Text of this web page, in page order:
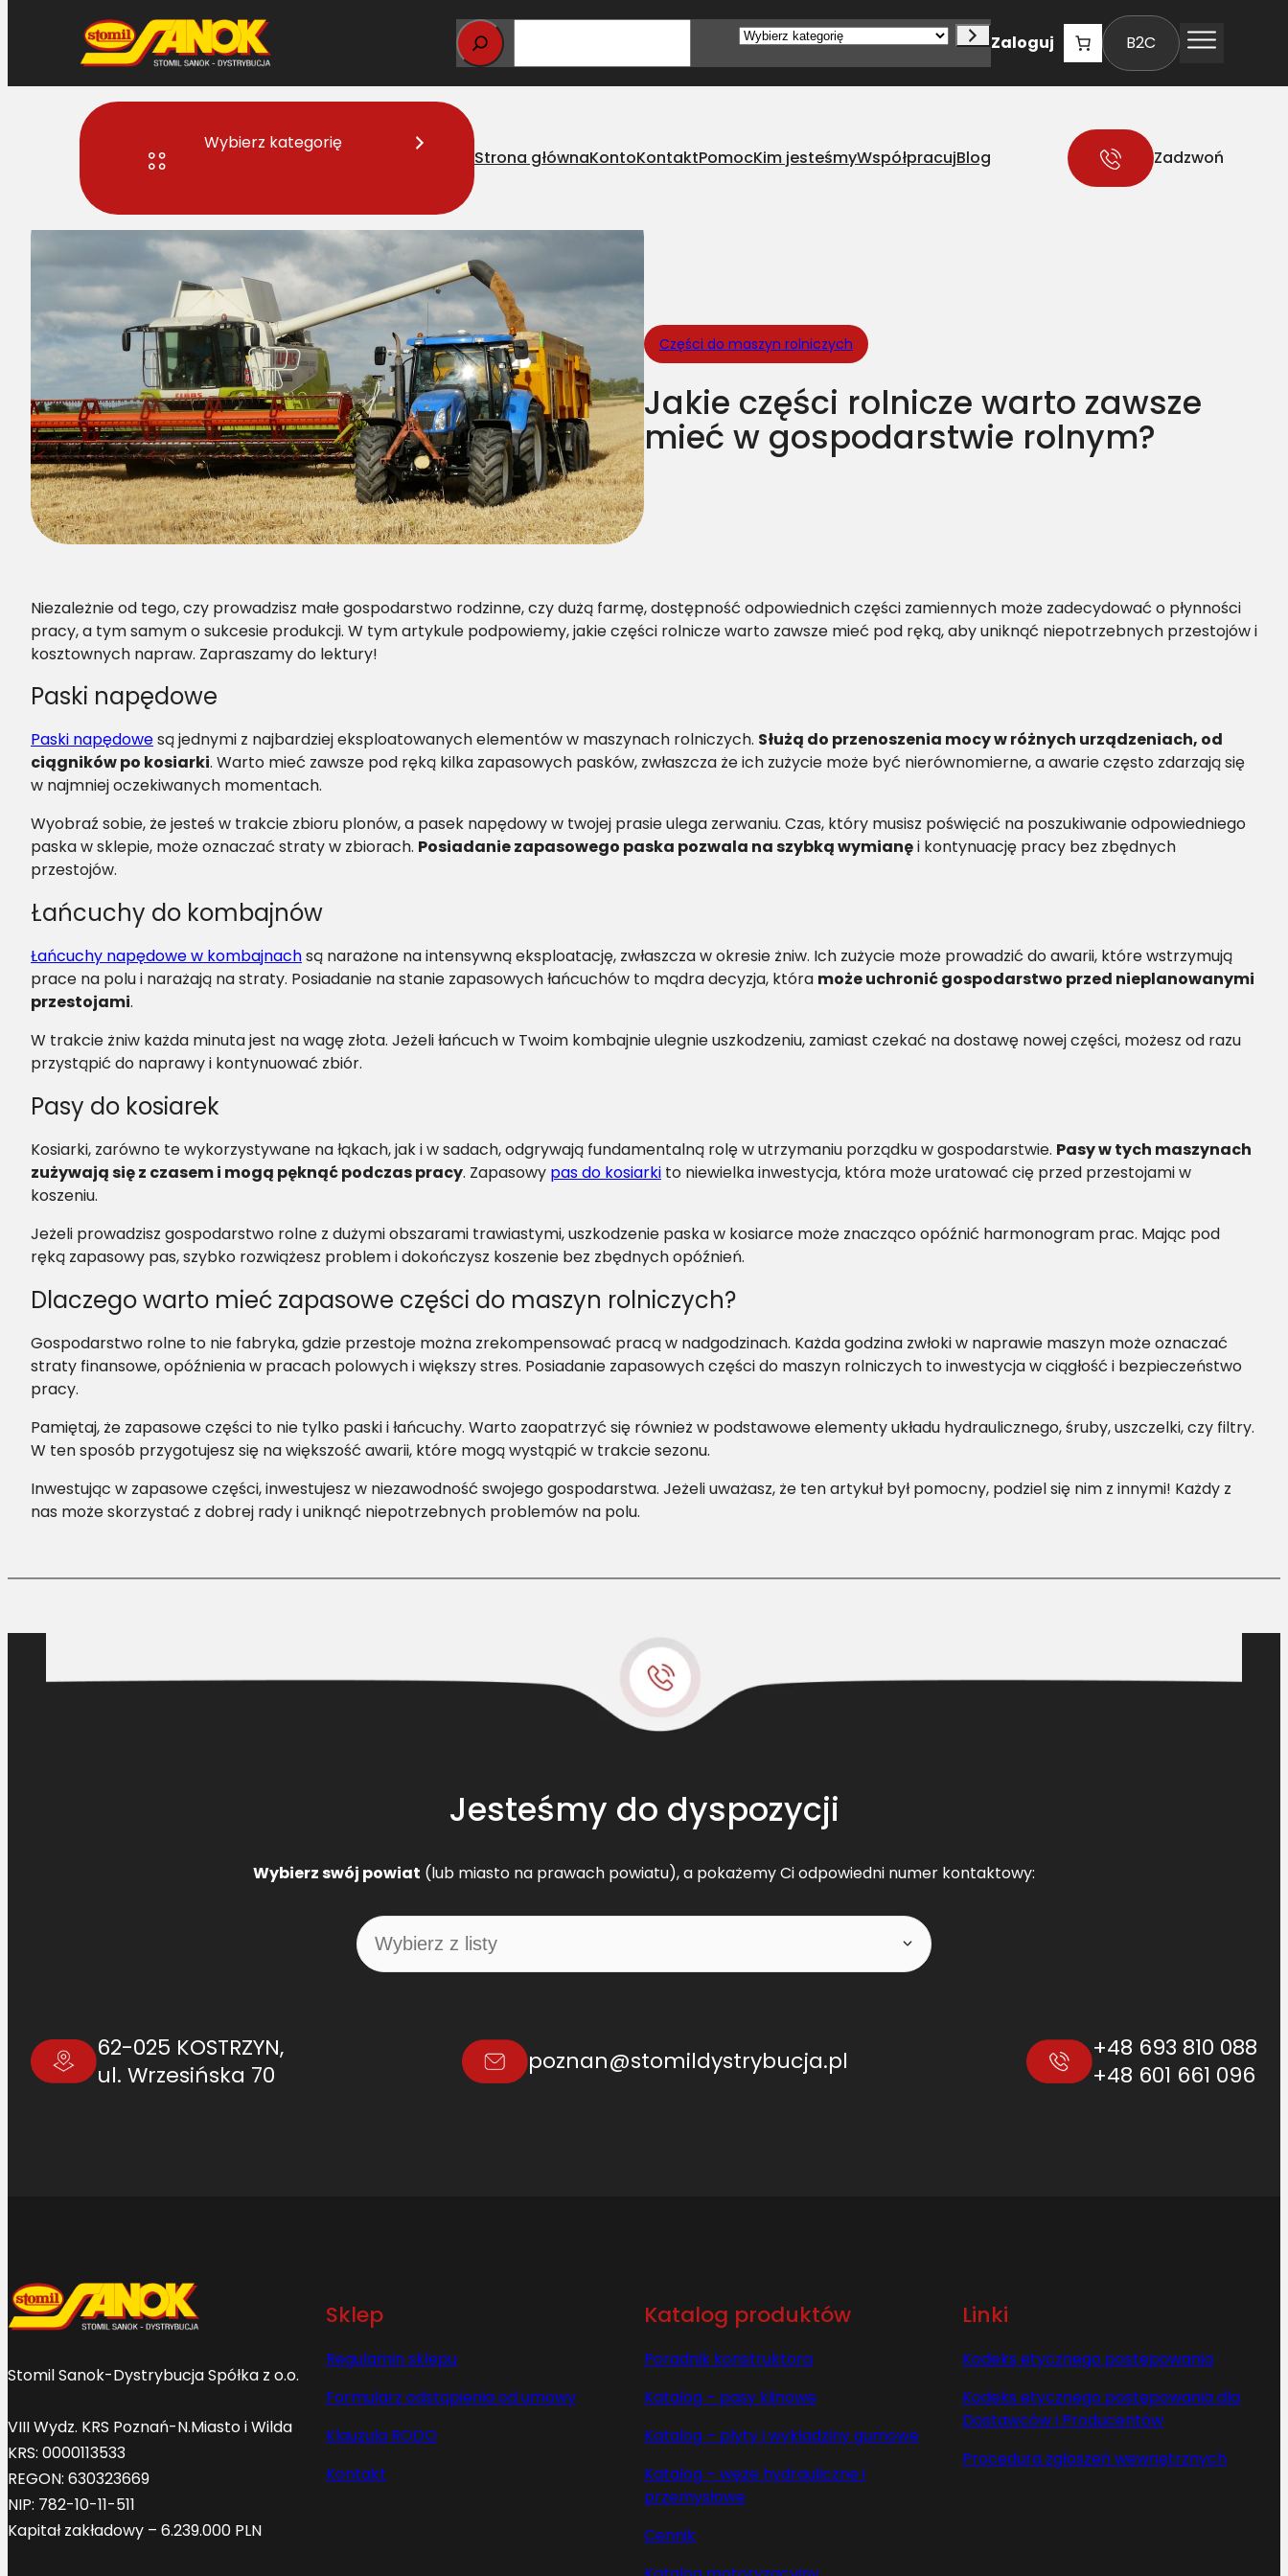
Wybierz
Zaloguj B2C
Wybierz kategorię
Strona głównaKontoKontaktPomocKim jesteśmyWspółpracujBlog Zadzwoń
Części do maszyn rolniczych > Jakie części rolnicze warto zawsze mieć w gospodarstwie rolnym?
Części do maszyn rolniczych
Jakie części rolnicze warto zawsze
mieć w gospodarstwie rolnym?
Niezależnie od tego, czy prowadzisz małe gospodarstwo rodzinne, czy dużą farmę, dostępność odpowiednich części zamiennych może zadecydować o płynności
pracy, a tym samym o sukcesie produkcji. W tym artykule podpowiemy, jakie części rolnicze warto zawsze mieć pod ręką, aby uniknąć niepotrzebnych przestojów i
kosztownych napraw. Zapraszamy do lektury!
Paski napędowe
Paski napędowesą jednymi z najbardziej eksploatowanych elementów w maszynach rolniczych. Służą do przenoszenia mocy w różnych urządzeniach, od
ciągników po kosiarki. Warto mieć zawsze pod ręką kilka zapasowych pasków, zwłaszcza że ich zużycie może być nierównomierne, a awarie często zdarzają się
w najmniej oczekiwanych momentach.
Wyobraź sobie, że jesteś w trakcie zbioru plonów, a pasek napędowy w twojej prasie ulega zerwaniu. Czas, który musisz poświęcić na poszukiwanie odpowiedniego
paska w sklepie, może oznaczać straty w zbiorach. Posiadanie zapasowego paska pozwala na szybką wymianęi kontynuację pracy bez zbędnych
przestojów.
Łańcuchy do kombajnów
Łańcuchy napędowe w kombajnachsą narażone na intensywną eksploatację, zwłaszcza w okresie żniw. Ich zużycie może prowadzić do awarii, które wstrzymują
prace na polu i narażają na straty. Posiadanie na stanie zapasowych łańcuchów to mądra decyzja, która może uchronić gospodarstwo przed nieplanowanymi
przestojami.
W trakcie żniw każda minuta jest na wagę złota. Jeżeli łańcuch w Twoim kombajnie ulegnie uszkodzeniu, zamiast czekać na dostawę nowej części, możesz od razu
przystąpić do naprawy i kontynuować zbiór.
Pasy do kosiarek
Kosiarki, zarówno te wykorzystywane na łąkach, jak i w sadach, odgrywają fundamentalną rolę w utrzymaniu porządku w gospodarstwie. Pasy w tych maszynach
zużywają się z czasem i mogą pęknąć podczas pracy. Zapasowy pas do kosiarki to niewielka inwestycja, która może uratować cię przed przestojami w
koszeniu.
Jeżeli prowadzisz gospodarstwo rolne z dużymi obszarami trawiastymi, uszkodzenie paska w kosiarce może znacząco opóźnić harmonogram prac. Mając pod
ręką zapasowy pas, szybko rozwiążesz problem i dokończysz koszenie bez zbędnych opóźnień.
Dlaczego warto mieć zapasowe części do maszyn rolniczych?
Gospodarstwo rolne to nie fabryka, gdzie przestoje można zrekompensować pracą w nadgodzinach. Każda godzina zwłoki w naprawie maszyn może oznaczać
straty finansowe, opóźnienia w pracach polowych i większy stres. Posiadanie zapasowych części do maszyn rolniczych to inwestycja w ciągłość i bezpieczeństwo
pracy.
Pamiętaj, że zapasowe części to nie tylko paski i łańcuchy. Warto zaopatrzyć się również w podstawowe elementy układu hydraulicznego, śruby, uszczelki, czy filtry.
W ten sposób przygotujesz się na większość awarii, które mogą wystąpić w trakcie sezonu.
Inwestując w zapasowe części, inwestujesz w niezawodność swojego gospodarstwa. Jeżeli uważasz, że ten artykuł był pomocny, podziel się nim z innymi! Każdy z
nas może skorzystać z dobrej rady i uniknąć niepotrzebnych problemów na polu.
Jesteśmy do dyspozycji
Wybierz swój powiat (lub miasto na prawach powiatu), a pokażemy Ci odpowiedni numer kontaktowy:
62-025 KOSTRZYN,
ul. Wrzesińska 70
poznan@stomildystrybucja.pl
+48 693 810 088
+48 601 661 096
Stomil Sanok-Dystrybucja Spółka z o.o.
VIII Wydz. KRS Poznań-N.Miasto i Wilda
KRS: 0000113533
REGON: 630323669
NIP: 782-10-11-511
Kapitał zakładowy – 6.239.000 PLN
Sklep
Regulamin sklepu
Formularz odstąpienia od umowy
Klauzula RODO
Kontakt
Katalog produktów
Poradnik konstruktora
Katalog – pasy klinowe
Katalog – płyty i wykładziny gumowe
Katalog – węże hydrauliczne i
przemysłowe
Cennik
Linki
Kodeks etycznego postępowania
Kodeks etycznego postępowania dla
Dostawców i Producentów
Procedura zgłoszeń wewnętrznych